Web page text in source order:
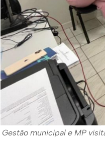
Gestão municipal e MP